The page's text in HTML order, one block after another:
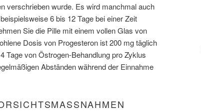
verschrieben wurde. Es wird manchmal auch
6 bis 12 Tage bei einer Zeit
Sie die Pille mit einem vollen Glas von
Dosis von Progesteron ist 200 mg täglich
Tage von Östrogen-Behandlung pro Zyklus
Abständen während der Einnahme